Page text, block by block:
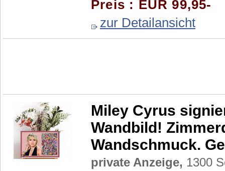
Preis : EUR 99,95-
zur Detailansicht
Miley Cyrus
Wandbild!
Wandschmuck.
private Anzeige, 1300